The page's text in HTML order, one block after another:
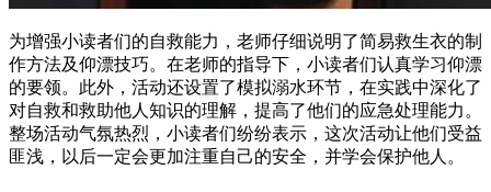
为增强小读者们的自救能力，老师仔细说明了简易救生衣的制
作方法及仰漂技巧。在老师的指导下，小读者们认真学习仰漂
的要领。此外，活动还设置了模拟溺水环节，在实践中深化了
对自救和救助他人知识的理解，提高了他们的应急处理能力。
整场活动气氛热烈，小读者们纷纷表示，这次活动让他们受益
匪浅，以后一定会更加注重自己的安全，并学会保护他人。